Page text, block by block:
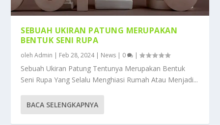
SEBUAH UKIRAN PATUNG MERUPAKAN
BENTUK SENI RUPA
olehAdmin | Feb 28, 2024| News | 0 |
Sebuah Ukiran Patung Tentunya Merupakan Bentuk
Seni Rupa Yang Selalu Menghiasi Rumah Atau Menjadi...
BACA SELENGKAPNYA